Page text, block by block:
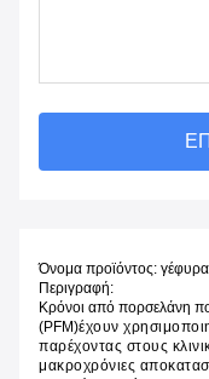
Όνομα προϊόντος:
Περιγραφή:
Κρόνοι από πορσελάνη
(PFM)έχουν
παρέχοντας στους
μακροχρόνιες